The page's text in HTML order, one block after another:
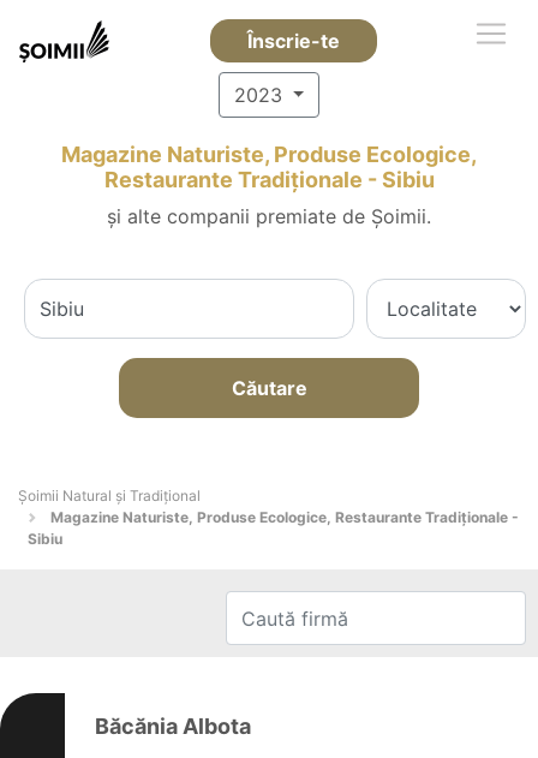
Înscrie-te
2023
Magazine Naturiste, Produse Ecologice,
Restaurante Tradiționale - Sibiu
și alte companii premiate de Șoimii.
Căutare
Șoimii Natural și Tradițional
Magazine Naturiste, Produse Ecologice, Restaurante Tradiționale -
Sibiu
Băcănia Albota